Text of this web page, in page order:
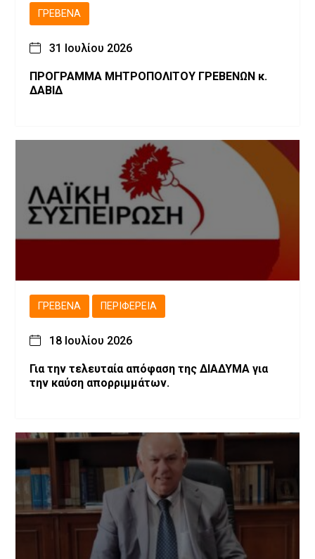
ΓΡΕΒΕΝΆ
31 Ιουλίου 2026
ΠΡΟΓΡΑΜΜΑ ΜΗΤΡΟΠΟΛΙΤΟΥ ΓΡΕΒΕΝΩΝ κ.
ΔΑΒΙΔ
ΓΡΕΒΕΝΆ ΠΕΡΙΦΈΡΕΙΑ
18 Ιουλίου 2026
Για την τελευταία απόφαση της ΔΙΑΔΥΜΑ για
την καύση απορριμμάτων.